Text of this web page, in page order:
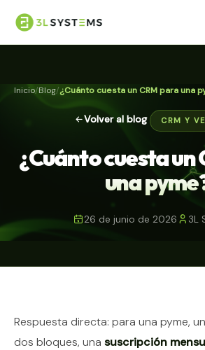
Inicio Blog ¿Cuánto cuesta un CRM para una
Volver al blog CRM Y
¿Cuánto cuesta un
una
26 de junio de 2026 3L
Contenido del artículo
Respuesta directa: para una pyme,
dos bloques, una suscripción